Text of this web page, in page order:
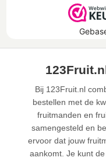
Bij 123Fruit.nl
bestellen met de
fruitmanden en
samengesteld en
ervoor dat jouw
aankomt. Je kunt